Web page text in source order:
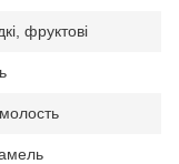
фруктові